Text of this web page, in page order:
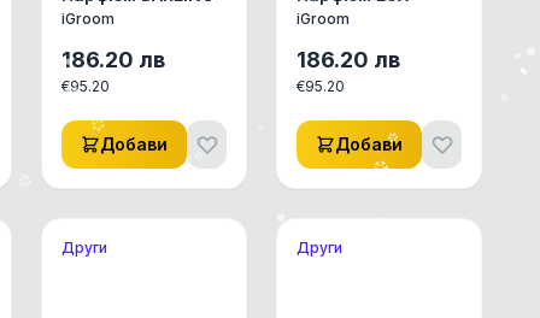
iGroom
186.20 лв
€95.20
Добави
iGroom
186.20 лв
€95.20
Добави
Други Други